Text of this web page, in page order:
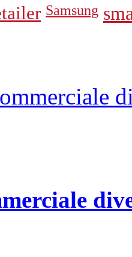
Samsung